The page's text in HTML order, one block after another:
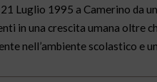
Luglio 1995 a Camerino
in una crescita umana oltre
nell’ambiente scolastico e